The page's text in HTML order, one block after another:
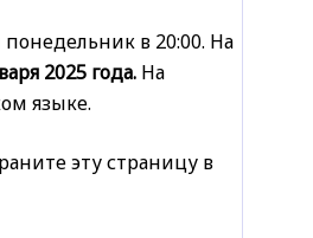
в 20:00. На
2025 года. На
языке.
эту страницу в